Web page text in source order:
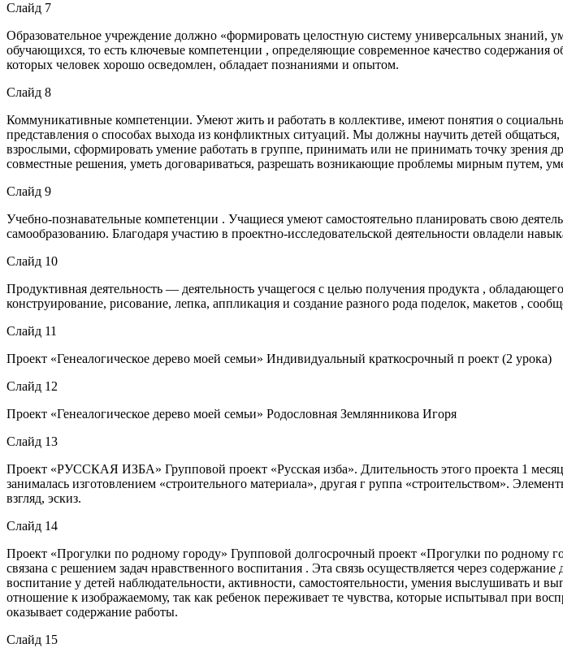
Слайд 7
Образовательное учреждение должно «формировать целостную систему универсальных знаний,
обучающихся, то есть ключевые компетенции , определяющие современное качество содержания
которых человек хорошо осведомлен, обладает познаниями и опытом.
Слайд 8
Коммуникативные компетенции. Умеют жить и работать в коллективе, имеют понятия о
представления о способах выхода из конфликтных ситуаций. Мы должны научить детей
взрослыми, сформировать умение работать в группе, принимать или не принимать точку зрения
совместные решения, уметь договариваться, разрешать возникающие проблемы мирным путем,
Слайд 9
Учебно-познавательные компетенции . Учащиеся умеют самостоятельно планировать свою
самообразованию. Благодаря участию в проектно-исследовательской деятельности овладели
Слайд 10
Продуктивная деятельность — деятельность учащегося с целью получения продукта ,
конструирование, рисование, лепка, аппликация и создание разного рода поделок, макетов ,
Слайд 11
Проект «Генеалогическое дерево моей семьи» Индивидуальный краткосрочный п роект (2 урока)
Слайд 12
Проект «Генеалогическое дерево моей семьи» Родословная Землянникова Игоря
Слайд 13
Проект «РУССКАЯ ИЗБА» Групповой проект «Русская изба». Длительность этого проекта 1
занималась изготовлением «строительного материала», другая г руппа «строительством».
взгляд, эскиз.
Слайд 14
Проект «Прогулки по родному городу» Групповой долгосрочный проект «Прогулки по родному
связана с решением задач нравственного воспитания . Эта связь осуществляется через
воспитание у детей наблюдательности, активности, самостоятельности, умения выслушивать и
отношение к изображаемому, так как ребенок переживает те чувства, которые испытывал при
оказывает содержание работы.
Слайд 15